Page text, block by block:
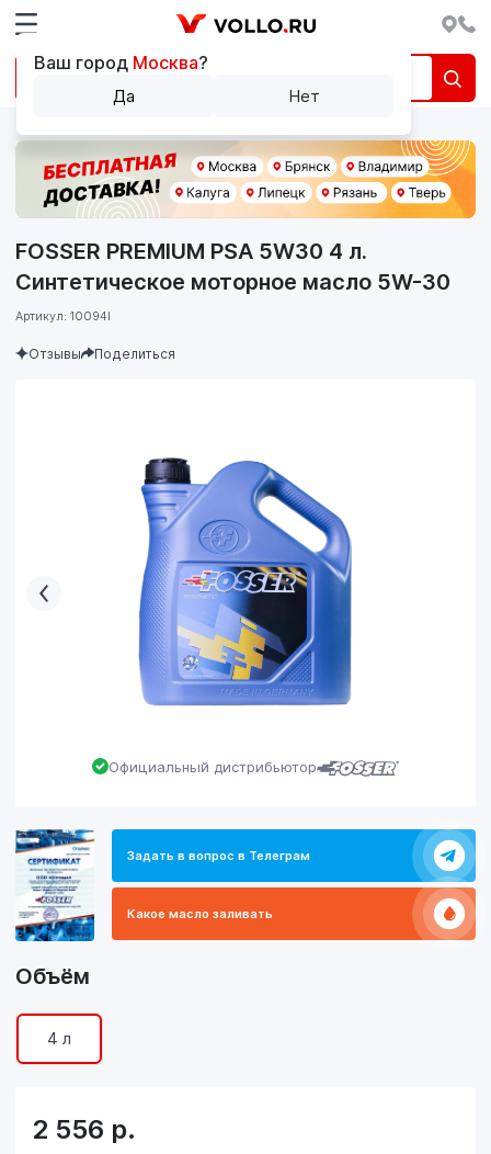
Официальный дистрибьютор
Задать в вопрос в Телеграм
Какое масло заливать
FOSSER PREMIUM PSA 5W30 4 л.
Синтетическое моторное масло 5W-30
Артикул: 10094l
Отзывы Поделиться
Объём
4 л
2 556 р.
Ваш город Москва?
Да Нет